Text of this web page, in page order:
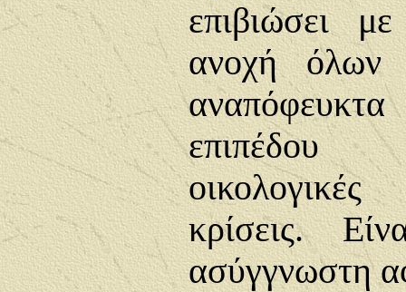
επιβιώσει
ανοχή όλων
επιπέδου
κρίσεις.
ασύγγνωστη